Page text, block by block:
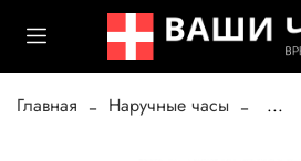
Главная Наручные часы ...